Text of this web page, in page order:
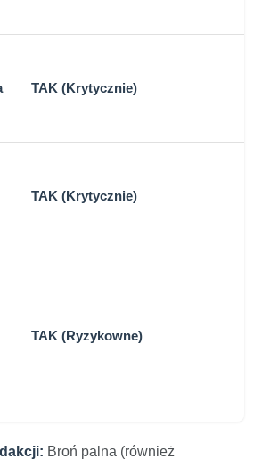
TAK (Krytycznie)
TAK (Krytycznie)
TAK (Ryzykowne)
Broń palna (również